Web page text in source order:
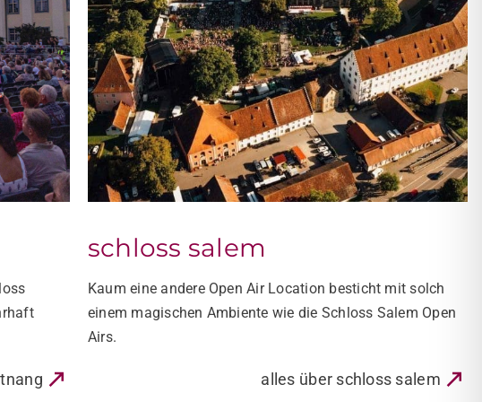
solch
Open
salem
barockgarten am
festspielhaus füssen
Die Königswinkel Open Airs gibt es seit 2015 und sind ein
echtes Sommer-Highlight für alle Musikfans.